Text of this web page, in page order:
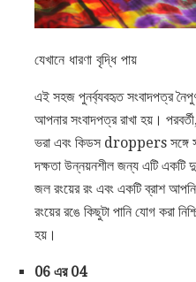
যেখানে ধারণা বৃদ্ধি পায়
এই সহজ পুনর্ব্যবহৃত সংবাদপত্র
আপনার সংবাদপত্র রাখা হয়।
ভরা এবং কিডস droppers সঙ্গে
দক্ষতা উন্নয়নশীল জন্য এটি একটি
জল রংয়ের রং এবং একটি ব্রাশ
রংয়ের রঙে কিছুটা পানি যোগ করা
হয়।
06 এর 04